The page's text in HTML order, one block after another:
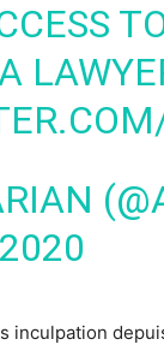
inculpation